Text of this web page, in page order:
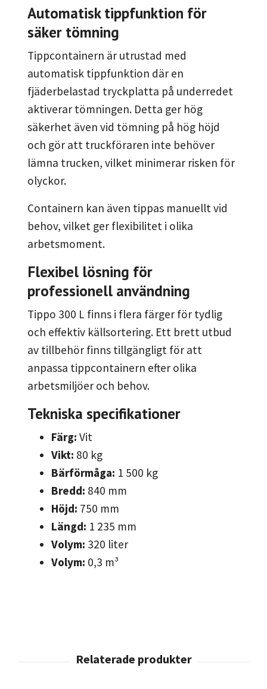
Automatisk tippfunktion för
säker tömning
Tippcontainern är utrustad med
automatisk tippfunktion där en
fjäderbelastad tryckplatta på underredet
aktiverar tömningen. Detta ger hög
säkerhet även vid tömning på hög höjd
och gör att truckföraren inte behöver
lämna trucken, vilket minimerar risken för
olyckor.
Containern kan även tippas manuellt vid
behov, vilket ger flexibilitet i olika
arbetsmoment.
Flexibel lösning för
professionell användning
Tippo 300 L finns i flera färger för tydlig
och effektiv källsortering. Ett brett utbud
av tillbehör finns tillgängligt för att
anpassa tippcontainern efter olika
arbetsmiljöer och behov.
Tekniska specifikationer
Färg: Vit
Vikt: 80 kg
Bärförmåga: 1 500 kg
Bredd: 840 mm
Höjd: 750 mm
Längd: 1 235 mm
Volym: 320 liter
Volym: 0,3 m³